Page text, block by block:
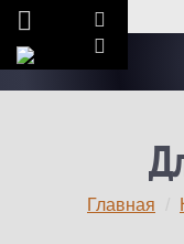
Главная